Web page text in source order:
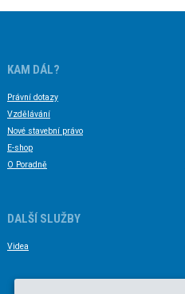
KAM DÁL?
Právní dotazy
Vzdělávání
Nové stavební právo
E-shop
O Poradně
DALŠÍ SLUŽBY
Videa